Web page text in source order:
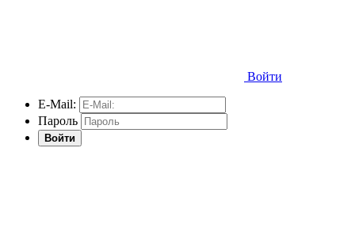
Войти
E-Mail:
Пароль
Войти